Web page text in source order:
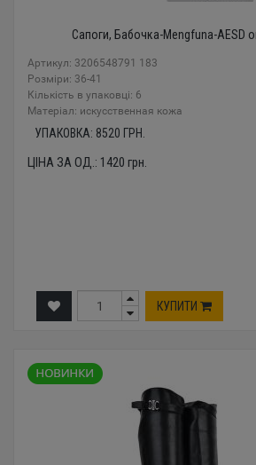
Сапоги, Бабочка-Mengfuna-AESD
Артикул: 3206548791 183
Розміри: 36-41
Кількість в упаковці: 6
Mатеріал: искусственная кожа
УПАКОВКА: 8520 ГРН.
ЦІНА ЗА ОД.: 1420 грн.
КУПИТИ